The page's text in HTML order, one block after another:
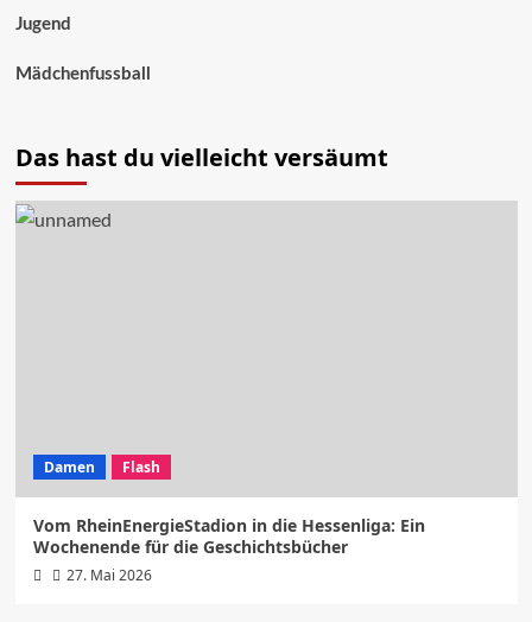
Jugend
Mädchenfussball
Das hast du vielleicht versäumt
Damen Flash
Vom RheinEnergieStadion in die Hessenliga: Ein
Wochenende für die Geschichtsbücher
27. Mai 2026